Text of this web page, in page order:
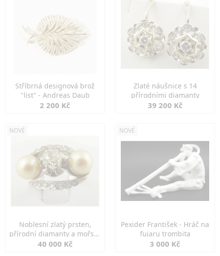
Stříbrná designová brož
"list" - Andreas Daub
2 200 Kč
Zlaté náušnice s 14
přírodními diamanty
39 200 Kč
NOVÉ
Noblesní zlatý prsten,
přírodní diamanty a mořské
perly
40 000 Kč
NOVÉ
Pexider František - Hráč na
fujaru trombita
3 000 Kč